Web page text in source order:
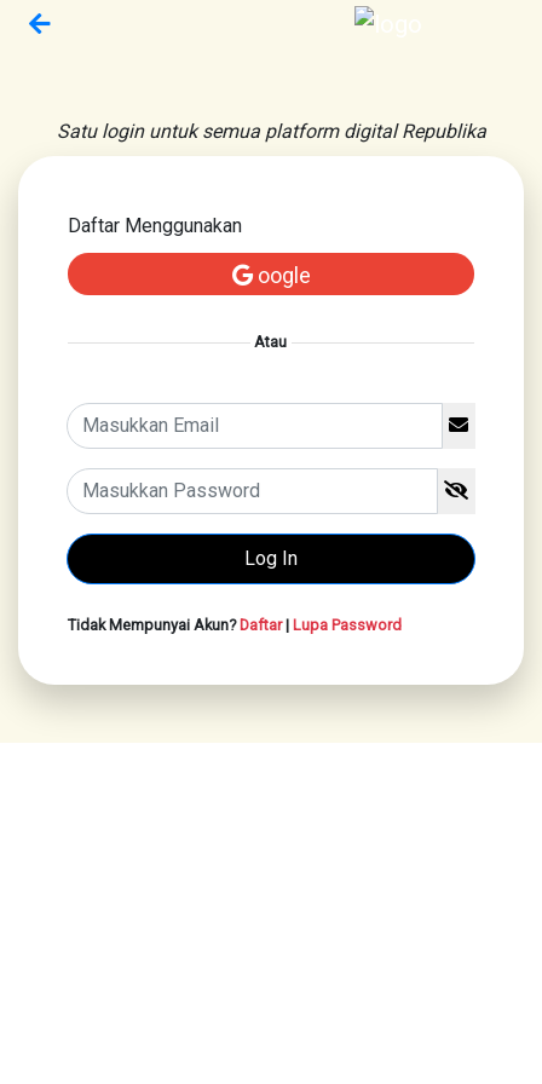
Satu login untuk semua platform digital Republika
Daftar Menggunakan
oogle
Atau
Tidak Mempunyai Akun?Daftar| Lupa Password